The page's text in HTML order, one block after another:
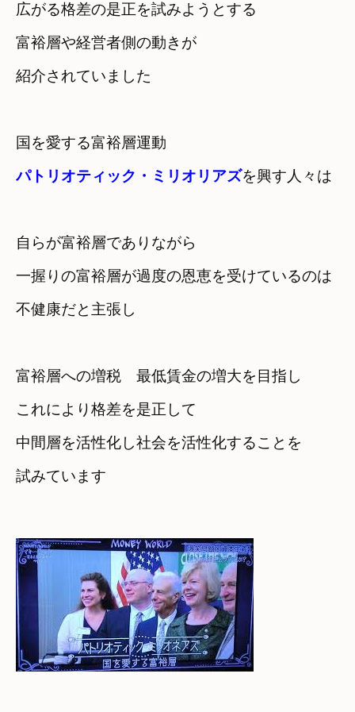
広がる格差の是正を試みようとする
富裕層や経営者側の動きが
紹介されていました
国を愛する富裕層運動
パトリオティック・ミリオリアズを興す人々は
自らが富裕層でありながら
一握りの富裕層が過度の恩恵を受けているのは
不健康だと主張し
富裕層への増税　最低賃金の増大を目指し
これにより格差を是正して
中間層を活性化し社会を活性化することを
試みています